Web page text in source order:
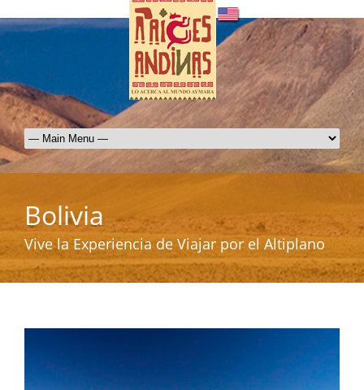
Bolivia
Vive la Experiencia de Viajar por el Altiplano